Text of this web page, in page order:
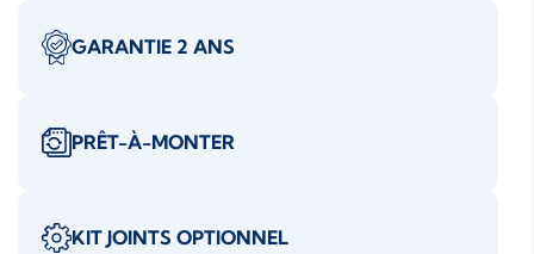
GARANTIE 2 ANS
PRÊT-À-MONTER
KIT JOINTS OPTIONNEL